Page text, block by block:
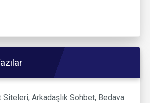
Siteleri, Arkadaşlık Sohbet, Bedava